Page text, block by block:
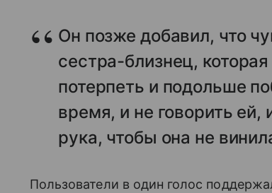
Он позже добавил, что
сестра-близнец,
потерпеть и подольше
время, и не говорить ей,
рука, чтобы она не
Пользователи в один голос